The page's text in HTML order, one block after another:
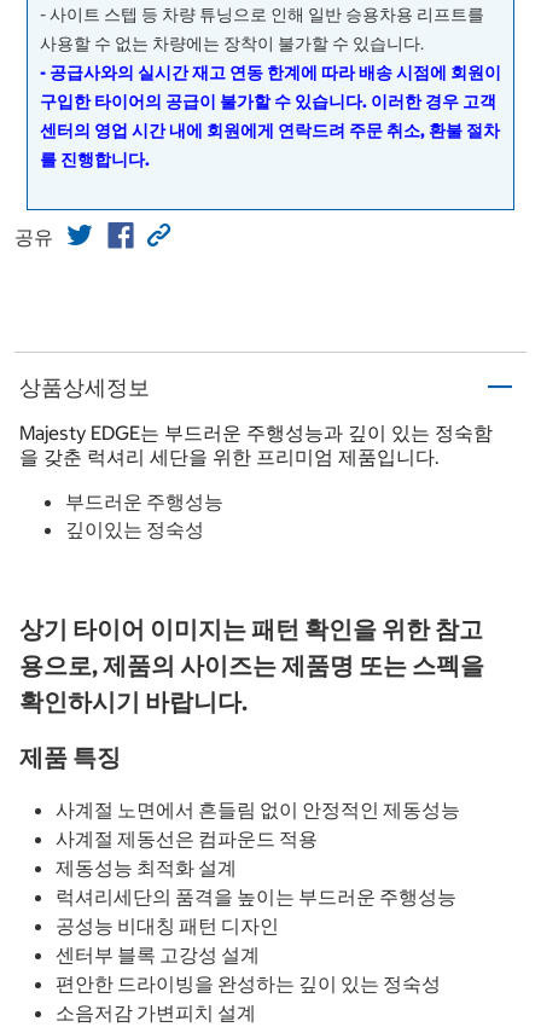
- 사이트 스텝 등 차량 튜닝으로 인해 일반 승용차용 리프트를
사용할 수 없는 차량에는 장착이 불가할 수 있습니다.
- 공급사와의 실시간 재고 연동 한계에 따라 배송 시점에 회원이
구입한 타이어의 공급이 불가할 수 있습니다. 이러한 경우 고객
센터의 영업 시간 내에 회원에게 연락드려 주문 취소, 환불 절차
를 진행합니다.
공유
상품상세정보
Majesty EDGE는 부드러운 주행성능과 깊이 있는 정숙함
을 갖춘 럭셔리 세단을 위한 프리미엄 제품입니다.
부드러운 주행성능
깊이있는 정숙성
상기 타이어 이미지는 패턴 확인을 위한 참고
용으로, 제품의 사이즈는 제품명 또는 스펙을
확인하시기 바랍니다.
제품 특징
사계절 노면에서 흔들림 없이 안정적인 제동성능
사계절 제동선은 컴파운드 적용
제동성능 최적화 설계
럭셔리세단의 품격을 높이는 부드러운 주행성능
공성능 비대칭 패턴 디자인
센터부 블록 고강성 설계
편안한 드라이빙을 완성하는 깊이 있는 정숙성
소음저감 가변피치 설계